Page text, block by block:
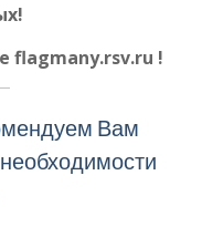
flagmany.rsv.ru !
Вам